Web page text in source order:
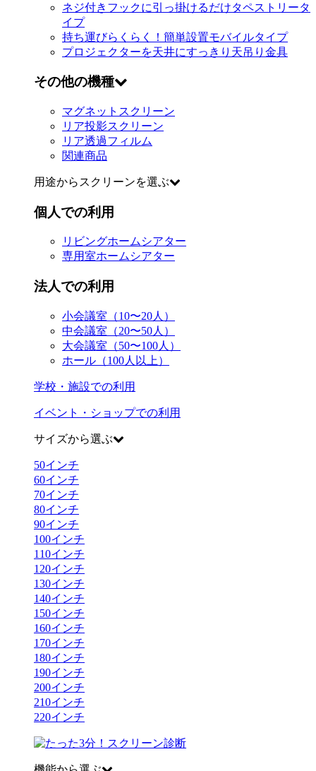
ネジ付きフックに引っ掛けるだけタペストリータ
イプ
持ち運びらくらく！簡単設置モバイルタイプ
プロジェクターを天井にすっきり 天吊り金具
その他の機種
マグネットスクリーン
リア投影スクリーン
リア透過フィルム
関連商品
用途からスクリーンを選ぶ
個人での利用
リビングホームシアター
専用室ホームシアター
法人での利用
小会議室（10〜20人）
中会議室（20〜50人）
大会議室（50〜100人）
ホール（100人以上）
学校・施設での利用
イベント・ショップでの利用
サイズから選ぶ
50インチ
60インチ
70インチ
80インチ
90インチ
100インチ
110インチ
120インチ
130インチ
140インチ
150インチ
160インチ
170インチ
180インチ
190インチ
200インチ
210インチ
220インチ